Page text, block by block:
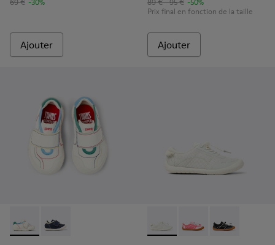
69 € -30%
Ajouter
89 € - 95 € -50%
Prix final en fonction de la taille
Ajouter
Twins - K800682-002 - Baskets en textile et cuir
Twins - K800682-004 Peu Path - K800691-001 -
Peu Path -Peu Path -